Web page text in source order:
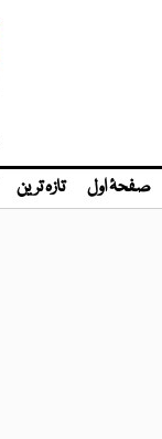
صفحۂ اول تازہ ترین